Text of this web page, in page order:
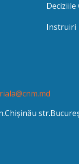
Instruiri